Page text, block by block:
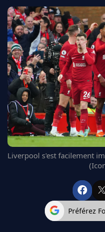
CDM 2026
EDF
PSG
LIGUE 1
REAL MADRID
FC BARCELONE
MANCHESTER UNITED
CHELSEA
ARSENAL
BAYERN
L'AVIS DE LA RÉDAC'
Liverpool s'est facilement
Préférez